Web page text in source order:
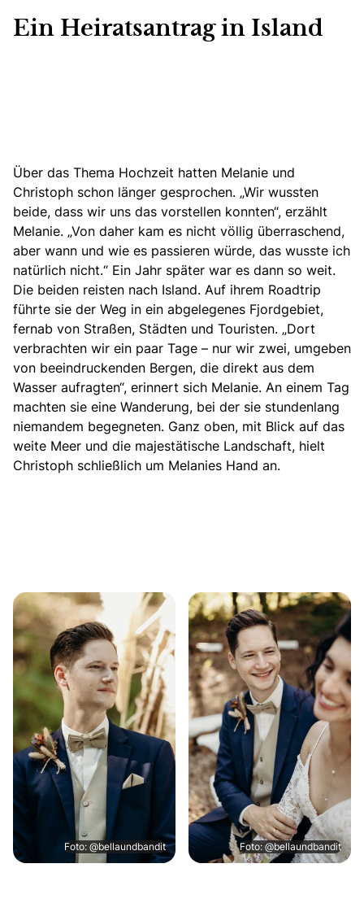
Ein Heiratsantrag in Island
Über das Thema Hochzeit hatten Melanie und
Christoph schon länger gesprochen. „Wir wussten
beide, dass wir uns das vorstellen konnten“, erzählt
Melanie. „Von daher kam es nicht völlig überraschend,
aber wann und wie es passieren würde, das wusste ich
natürlich nicht.“ Ein Jahr später war es dann so weit.
Die beiden reisten nach Island. Auf ihrem Roadtrip
führte sie der Weg in ein abgelegenes Fjordgebiet,
fernab von Straßen, Städten und Touristen. „Dort
verbrachten wir ein paar Tage – nur wir zwei, umgeben
von beeindruckenden Bergen, die direkt aus dem
Wasser aufragten“, erinnert sich Melanie. An einem Tag
machten sie eine Wanderung, bei der sie stundenlang
niemandem begegneten. Ganz oben, mit Blick auf das
weite Meer und die majestätische Landschaft, hielt
Christoph schließlich um Melanies Hand an.
Foto: @bellaundbandit Foto: @bellaundbandit